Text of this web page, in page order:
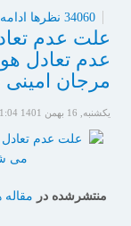
34060 نظرها
علت عدم
عدم تعادل
مرجان امینی
یکشنبه, 16 بهمن 1401 11:04
منتشرشده در مقاله